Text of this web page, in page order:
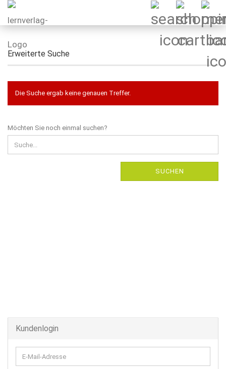
Erweiterte Suche
Die Suche ergab keine genauen Treffer.
MÖCHTEN
SIE
NOCH
EINMAL
Möchten Sie noch einmal suchen?
SUCHEN
Kundenlogin
E-
Mail-